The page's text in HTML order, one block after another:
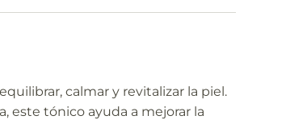
calmar y revitalizar la piel.
este tónico ayuda a mejorar la